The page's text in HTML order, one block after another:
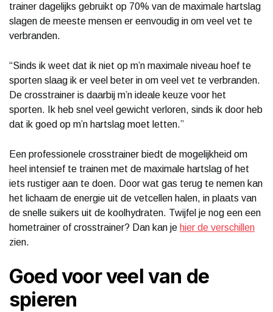
trainer dagelijks gebruikt op 70% van de maximale hartslag
slagen de meeste mensen er eenvoudig in om veel vet te
verbranden.
“Sinds ik weet dat ik niet op m’n maximale niveau hoef te
sporten slaag ik er veel beter in om veel vet te verbranden.
De crosstrainer is daarbij m’n ideale keuze voor het
sporten. Ik heb snel veel gewicht verloren, sinds ik door heb
dat ik goed op m’n hartslag moet letten.”
Een professionele crosstrainer biedt de mogelijkheid om
heel intensief te trainen met de maximale hartslag of het
iets rustiger aan te doen. Door wat gas terug te nemen kan
het lichaam de energie uit de vetcellen halen, in plaats van
de snelle suikers uit de koolhydraten. Twijfel je nog een een
hometrainer of crosstrainer? Dan kan je hier de verschillen
zien.
Goed voor veel van de
spieren